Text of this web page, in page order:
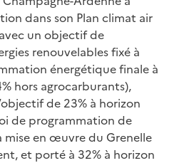
dans son Plan climat air
un objectif de
renouvelables fixé à
énergétique finale à
hors agrocarburants),
de 23% à horizon
de programmation de
mise en œuvre du Grenelle
et porté à 32% à horizon